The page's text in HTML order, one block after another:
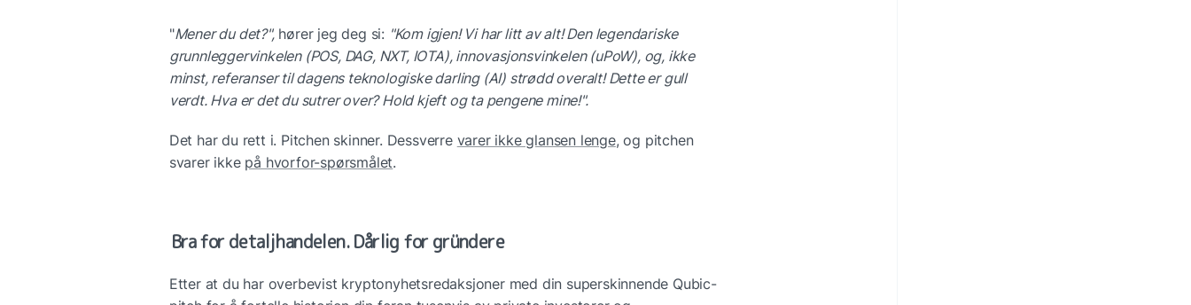
"Mener du det?", hører jeg deg si: "Kom igjen! Vi har litt av alt! Den legendariske
grunnleggervinkelen (POS, DAG, NXT, IOTA), innovasjonsvinkelen (uPoW), og, ikke
minst, referanser til dagens teknologiske darling (AI) strødd overalt! Dette er gull
verdt. Hva er det du sutrer over? Hold kjeft og ta pengene mine!".
Det har du rett i. Pitchen skinner. Dessverre varer ikke glansen lenge, og pitchen
svarer ikke på hvorfor-spørsmålet.
Bra for detaljhandelen. Dårlig for gründere
Etter at du har overbevist kryptonyhetsredaksjoner med din superskinnende Qubic-